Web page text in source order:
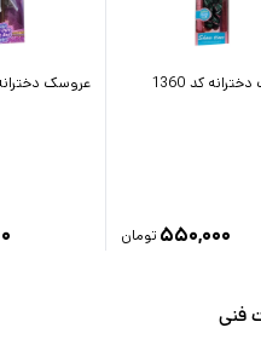
کد 1360
۵۵۰,۰۰۰ تومان
عروسک دخترانه
فنی